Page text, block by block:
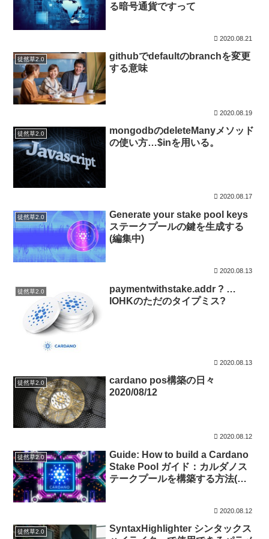
る暗号通貨ですって
2020.08.21
徒然草2.0
githubでdefaultのbranchを変更
する意味
2020.08.19
徒然草2.0
mongodbのdeleteManyメソッド
の使い方…$inを用いる。
2020.08.17
徒然草2.0
Generate your stake pool keys
ステークプールの鍵を生成する
(編集中)
2020.08.13
徒然草2.0
paymentwithstake.addr ? …
IOHKのただのタイプミス?
2020.08.13
徒然草2.0
cardano pos構築の日々
2020/08/12
2020.08.12
徒然草2.0
Guide: How to build a Cardano
Stake Pool ガイド：カルダノス
テークプールを構築する方法(編
2020.08.12
徒然草2.0
SyntaxHighlighter シンタックス